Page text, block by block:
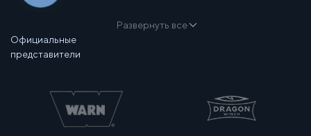
Развернуть все
Официальные
представители